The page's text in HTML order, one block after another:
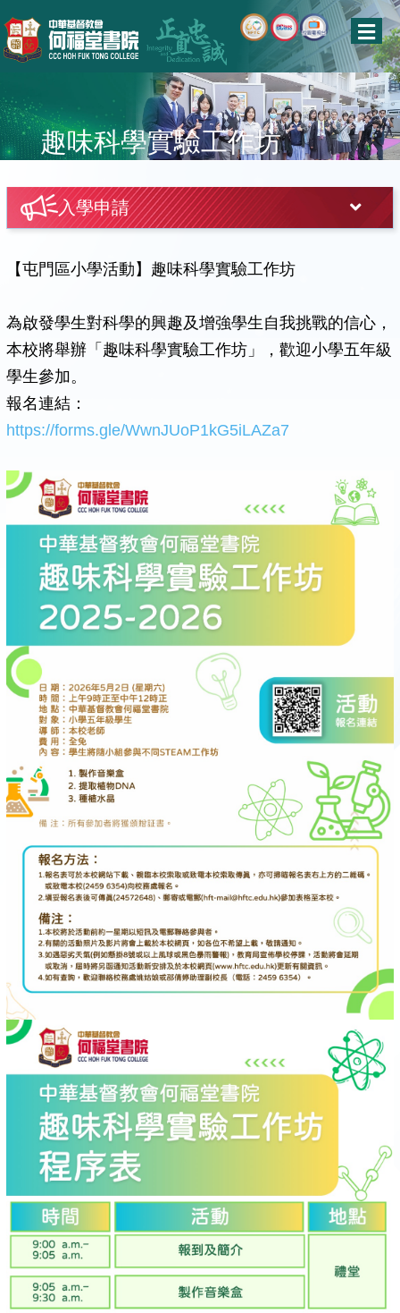
趣味科學實驗工作坊
入學申請
【屯門區小學活動】趣味科學實驗工作坊
為啟發學生對科學的興趣及增強學生自我挑戰的信心，
本校將舉辦「趣味科學實驗工作坊」，歡迎小學五年級
學生參加。
報名連結：
https://forms.gle/WwnJUoP1kG5iLAZa7